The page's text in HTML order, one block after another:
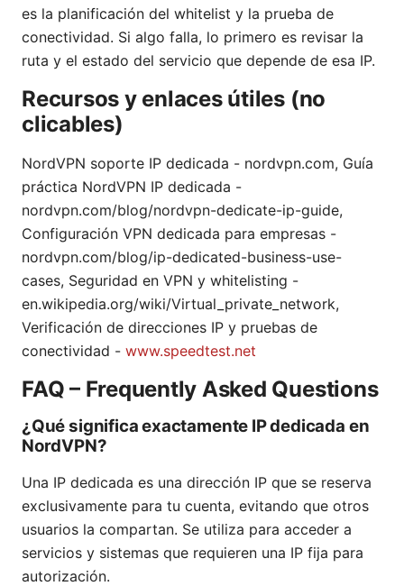
es la planificación del whitelist y la prueba de
conectividad. Si algo falla, lo primero es revisar la
ruta y el estado del servicio que depende de esa IP.
Recursos y enlaces útiles (no
clicables)
NordVPN soporte IP dedicada - nordvpn.com, Guía
práctica NordVPN IP dedicada -
nordvpn.com/blog/nordvpn-dedicate-ip-guide,
Configuración VPN dedicada para empresas -
nordvpn.com/blog/ip-dedicated-business-use-
cases, Seguridad en VPN y whitelisting -
en.wikipedia.org/wiki/Virtual_private_network,
Verificación de direcciones IP y pruebas de
conectividad - www.speedtest.net
FAQ – Frequently Asked Questions
¿Qué significa exactamente IP dedicada en
NordVPN?
Una IP dedicada es una dirección IP que se reserva
exclusivamente para tu cuenta, evitando que otros
usuarios la compartan. Se utiliza para acceder a
servicios y sistemas que requieren una IP fija para
autorización.